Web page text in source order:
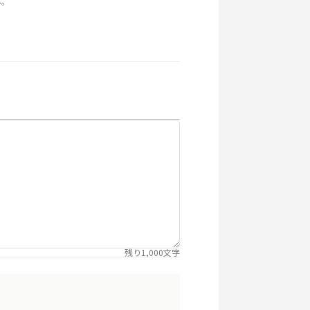
残り1,000文字